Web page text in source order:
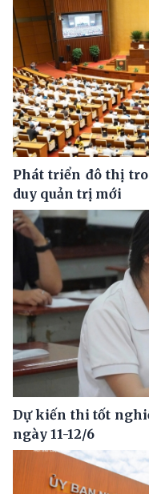
Phát triển đô thị
duy quản trị mới
Dự kiến thi tốt
ngày 11-12/6